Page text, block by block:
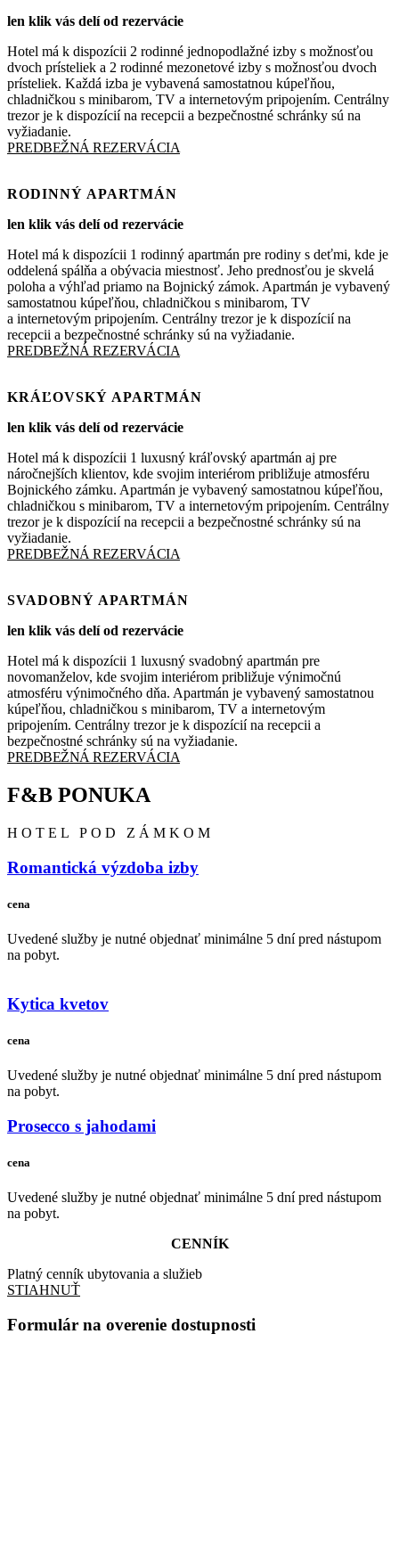
len klik vás delí od rezervácie
Hotel má k dispozícii 2 rodinné jednopodlažné izby s možnosťou
dvoch prísteliek a 2 rodinné mezonetové izby s možnosťou dvoch
prísteliek. Každá izba je vybavená samostatnou kúpeľňou,
chladničkou s minibarom, TV a internetovým pripojením. Centrálny
trezor je k dispozícií na recepcii a bezpečnostné schránky sú na
vyžiadanie.
PREDBEŽNÁ REZERVÁCIA
RODINNÝ APARTMÁN
len klik vás delí od rezervácie
Hotel má k dispozícii 1 rodinný apartmán pre rodiny s deťmi, kde je
oddelená spálňa a obývacia miestnosť. Jeho prednosťou je skvelá
poloha a výhľad priamo na Bojnický zámok. Apartmán je vybavený
samostatnou kúpeľňou, chladničkou s minibarom, TV
a internetovým pripojením. Centrálny trezor je k dispozícií na
recepcii a bezpečnostné schránky sú na vyžiadanie.
PREDBEŽNÁ REZERVÁCIA
KRÁĽOVSKÝ APARTMÁN
len klik vás delí od rezervácie
Hotel má k dispozícii 1 luxusný kráľovský apartmán aj pre
náročnejších klientov, kde svojim interiérom približuje atmosféru
Bojnického zámku. Apartmán je vybavený samostatnou kúpeľňou,
chladničkou s minibarom, TV a internetovým pripojením. Centrálny
trezor je k dispozícií na recepcii a bezpečnostné schránky sú na
vyžiadanie.
PREDBEŽNÁ REZERVÁCIA
SVADOBNÝ APARTMÁN
len klik vás delí od rezervácie
Hotel má k dispozícii 1 luxusný svadobný apartmán pre
novomanželov, kde svojim interiérom približuje výnimočnú
atmosféru výnimočného dňa. Apartmán je vybavený samostatnou
kúpeľňou, chladničkou s minibarom, TV a internetovým
pripojením. Centrálny trezor je k dispozícií na recepcii a
bezpečnostné schránky sú na vyžiadanie.
PREDBEŽNÁ REZERVÁCIA
F&B PONUKA
HOTEL POD ZÁMKOM
Romantická výzdoba izby
cena
Uvedené služby je nutné objednať minimálne 5 dní pred nástupom
na pobyt.
Kytica kvetov
cena
Uvedené služby je nutné objednať minimálne 5 dní pred nástupom
na pobyt.
Prosecco s jahodami
cena
Uvedené služby je nutné objednať minimálne 5 dní pred nástupom
na pobyt.
CENNÍK
Platný cenník ubytovania a služieb
STIAHNUŤ
Formulár na overenie dostupnosti